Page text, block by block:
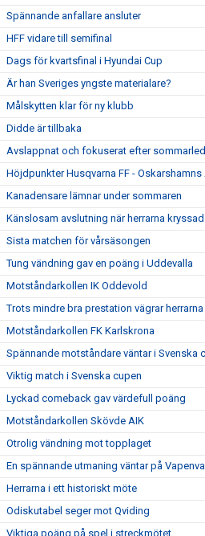
Spännande anfallare ansluter
HFF vidare till semifinal
Dags för kvartsfinal i Hyundai Cup
Är han Sveriges yngste materialare?
Målskytten klar för ny klubb
Didde är tillbaka
Avslappnat och fokuserat efter
Höjdpunkter Husqvarna FF - Oskarshamns
Kanadensare lämnar under sommaren
Känslosam avslutning när herrarna
Sista matchen för vårsäsongen
Tung vändning gav en poäng i Uddevalla
Motståndarkollen IK Oddevold
Trots mindre bra prestation vägrar
Motståndarkollen FK Karlskrona
Spännande motståndare väntar i Svenska
Viktig match i Svenska cupen
Lyckad comeback gav värdefull poäng
Motståndarkollen Skövde AIK
Otrolig vändning mot topplaget
En spännande utmaning väntar på
Herrarna i ett historiskt möte
Odiskutabel seger mot Qviding
Viktiga poäng på spel i streckmötet